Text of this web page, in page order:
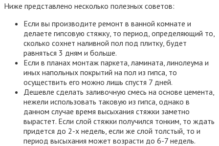
Ниже представлено несколько полезных советов:
Если вы производите ремонт в ванной комнате и
делаете гипсовую стяжку, то период, определяющий то,
сколько сохнет наливной пол под плитку, будет
равняться 3 дням и больше.
Если в планах монтаж паркета, ламината, линолеума и
иных напольных покрытий на пол из гипса, то
осуществить его можно лишь спустя 7 дней.
Дешевле сделать заливочную смесь на основе цемента,
нежели использовать таковую из гипса, однако в
данном случае время высыхания стяжки заметно
вырастет. Если слой стяжки получился тонким, то ждать
придется до 2-х недель, если же слой толстый, то и
период высыхания может возрасти до 6-7 недель.